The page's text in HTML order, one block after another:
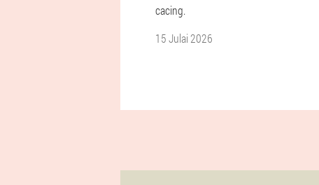
cacing.
15 Julai 2026